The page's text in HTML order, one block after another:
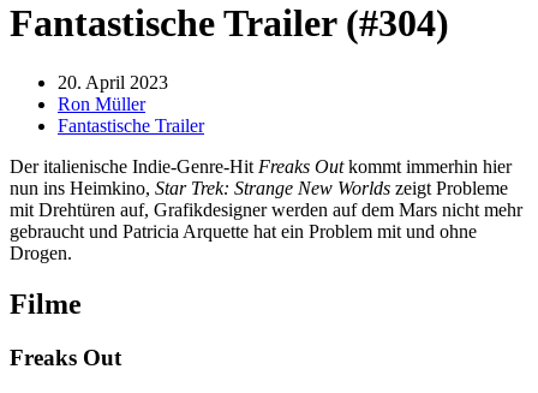
Fantastische Trailer (#304)
20. April 2023
Ron Müller
Fantastische Trailer
Der italienische Indie-Genre-Hit Freaks Outkommt immerhin hier
nun ins Heimkino, Star Trek: Strange New Worlds zeigt Probleme
mit Drehtüren auf, Grafikdesigner werden auf dem Mars nicht mehr
gebraucht und Patricia Arquette hat ein Problem mit und ohne
Drogen.
Filme
Freaks Out